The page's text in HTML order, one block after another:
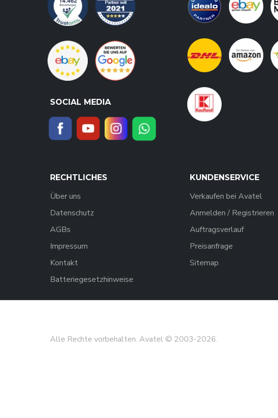
SOCIAL MEDIA
RECHTLICHES
Über uns
Datenschutz
AGBs
Impressum
Kontakt
Batteriegesetzhinweise
KUNDENSERVICE
Verkaufen bei Avatel
Anmelden / Registrieren
Auftragsverlauf
Preisanfrage
Sitemap
Alle Rechte vorbehalten. Avatel © 2003-2026.